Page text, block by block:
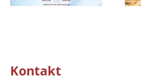
Kontakt